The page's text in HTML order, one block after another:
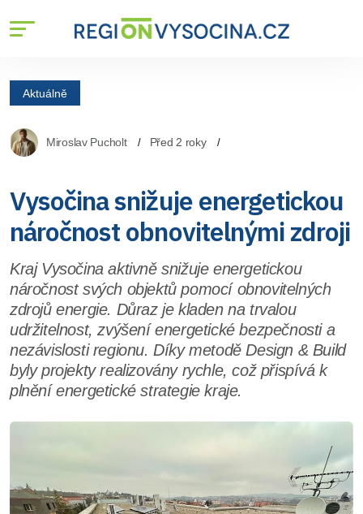
Aktuálně
Miroslav Pucholt Před 2 roky
Vysočina snižuje energetickou
náročnost obnovitelnými zdroji
Kraj Vysočina aktivně snižuje energetickou
náročnost svých objektů pomocí obnovitelných
zdrojů energie. Důraz je kladen na trvalou
udržitelnost, zvýšení energetické bezpečnosti a
nezávislosti regionu. Díky metodě Design & Build
byly projekty realizovány rychle, což přispívá k
plnění energetické strategie kraje.